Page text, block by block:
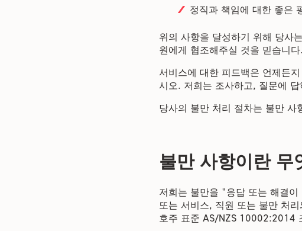
정직과 책임에 대한 좋은
위의 사항을 달성하기 위해 당사
원에게 협조해주실 것을 믿습니다.
서비스에 대한 피드백은 언제든
시오. 저희는 조사하고, 질문에
당사의 불만 처리 절차는 불만 사
불만 사항이란 무
저희는 불만을 "응답 또는 해결
또는 서비스, 직원 또는 불만 처
호주 표준 AS/NZS 10002:2014